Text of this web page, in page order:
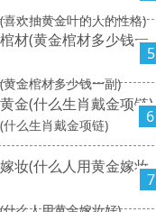
欢抽黄金叶的人的性格)
5
金棺材多少钱一副)
6
么生肖戴金项链)
7